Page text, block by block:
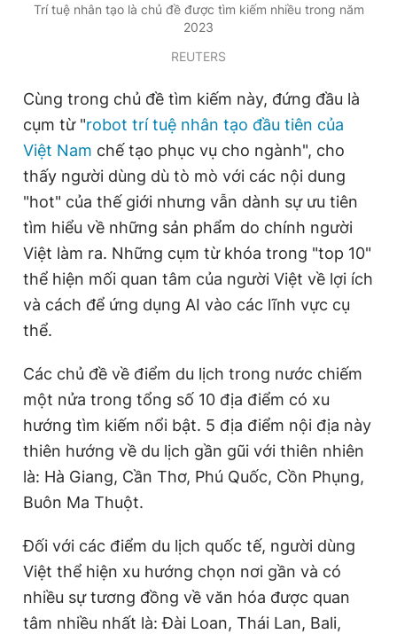
Trí tuệ nhân tạo là chủ đề được tìm kiếm nhiều trong năm
2023
REUTERS
Cùng trong chủ đề tìm kiếm này, đứng đầu là
cụm từ "robot trí tuệ nhân tạo đầu tiên của
Việt Nam chế tạo phục vụ cho ngành", cho
thấy người dùng dù tò mò với các nội dung
"hot" của thế giới nhưng vẫn dành sự ưu tiên
tìm hiểu về những sản phẩm do chính người
Việt làm ra. Những cụm từ khóa trong "top 10"
thể hiện mối quan tâm của người Việt về lợi ích
và cách để ứng dụng AI vào các lĩnh vực cụ
thể.
Các chủ đề về điểm du lịch trong nước chiếm
một nửa trong tổng số 10 địa điểm có xu
hướng tìm kiếm nổi bật. 5 địa điểm nội địa này
thiên hướng về du lịch gần gũi với thiên nhiên
là: Hà Giang, Cần Thơ, Phú Quốc, Cồn Phụng,
Buôn Ma Thuột.
Đối với các điểm du lịch quốc tế, người dùng
Việt thể hiện xu hướng chọn nơi gần và có
nhiều sự tương đồng về văn hóa được quan
tâm nhiều nhất là: Đài Loan, Thái Lan, Bali,